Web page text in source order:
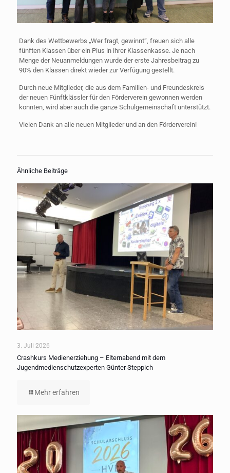
Dank des Wettbewerbs „Wer fragt, gewinnt“, freuen sich alle
fünften Klassen über ein Plus in ihrer Klassenkasse. Je nach
Menge der Neuanmeldungen wurde der erste Jahresbeitrag zu
90% den Klassen direkt wieder zur Verfügung gestellt.
Durch neue Mitglieder, die aus dem Familien- und Freundeskreis
der neuen Fünftklässler für den Förderverein gewonnen werden
konnten, wird aber auch die ganze Schulgemeinschaft unterstützt.
Vielen Dank an alle neuen Mitglieder und an den Förderverein!
Ähnliche Beiträge
3. Juli 2026
Crashkurs Medienerziehung – Elternabend mit dem
Jugendmedienschutzexperten Günter Steppich
Mehr erfahren